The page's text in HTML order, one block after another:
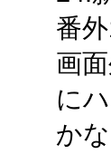
番
画
に
か